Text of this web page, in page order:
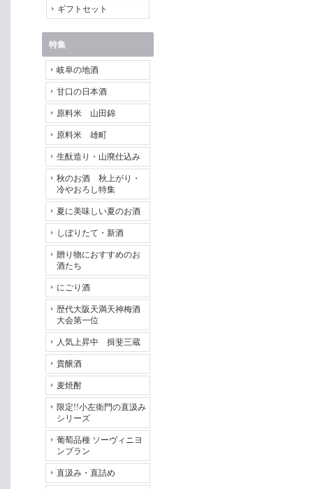
ギフトセット
特集
岐阜の地酒
甘口の日本酒
原料米 山田錦
原料米 雄町
生酛造り・山廃仕込み
秋のお酒 秋上がり・
冷やおろし特集
夏に美味しい夏のお酒
しぼりたて・新酒
贈り物におすすめのお
酒たち
にごり酒
歴代大阪天満天神梅酒
大会第一位
人気上昇中 揖斐三蔵
貴醸酒
麦焼酎
限定!!小左衛門の直汲み
シリーズ
葡萄品種 ソーヴィニヨ
ンブラン
直汲み・直詰め